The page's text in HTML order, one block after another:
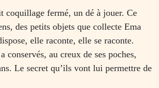
coquillage fermé, un dé à jouer. Ce
des petits objets que collecte Ema
elle raconte, elle se raconte.
conservés, au creux de ses poches,
Le secret qu’ils vont lui permettre de